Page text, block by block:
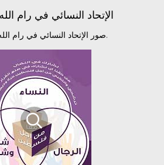
الإتحاد النسائي في رام الله
صور الإتحاد النسائي في رام الله لسنة 1928.